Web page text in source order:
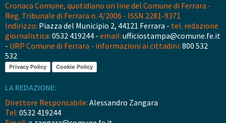
Cronaca Comune, quotidiano on line del Comune di Ferrara -
Reg. Tribunale di Ferrara n. 4/2006 - ISSN 2281-9371
Indirizzo: Piazza del Municipio 2, 44121 Ferrara - tel. redazione
giornalistica: 0532 419244 - email: ufficiostampa@comune.fe.it
- URP Comune di Ferrara - informazioni ai cittadini: 800 532
532
Privacy Policy Cookie Policy
LA REDAZIONE:
Direttore Responsabile: Alessandro Zangara
Tel: 0532 419244